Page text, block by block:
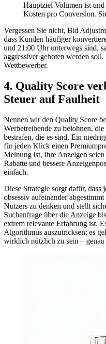
Hauptziel Volumen ist
Kosten pro Conversion.
Vergessen Sie nicht, Bid
dass Kunden häufiger
und 21:00 Uhr unterwegs sind,
aggressiver geboten werden
Wettbewerber.
4. Quality Score
Steuer auf Faulheit
Nennen wir den Quality Score
Werbetreibende zu belohnen,
bestrafen, die es sind. Ein
für jeden Klick einen
Meinung ist, Ihre Anzeigen
Rabatte und bessere
einfach.
Diese Strategie sorgt dafür,
obsessiv aufeinander
Nutzers zu denken und stellt
Suchanfrage über die Anzeige
extrem relevante Erfahrung ist.
Algorithmus auszutricksen; es
wirklich nützlich zu sein –